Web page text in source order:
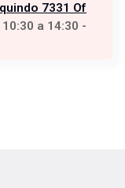
7331 Of
a 14:30 -